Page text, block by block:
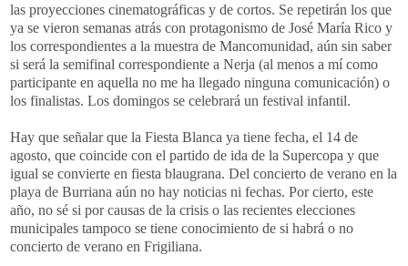
las proyecciones cinematográficas y de cortos. Se repetirán los que
ya se vieron semanas atrás con protagonismo de José María Rico y
los correspondientes a la muestra de Mancomunidad, aún sin saber
si será la semifinal correspondiente a Nerja (al menos a mí como
participante en aquella no me ha llegado ninguna comunicación) o
los finalistas. Los domingos se celebrará un festival infantil.
Hay que señalar que la Fiesta Blanca ya tiene fecha, el 14 de
agosto, que coincide con el partido de ida de la Supercopa y que
igual se convierte en fiesta blaugrana. Del concierto de verano en la
playa de Burriana aún no hay noticias ni fechas. Por cierto, este
año, no sé si por causas de la crisis o las recientes elecciones
municipales tampoco se tiene conocimiento de si habrá o no
concierto de verano en Frigiliana.